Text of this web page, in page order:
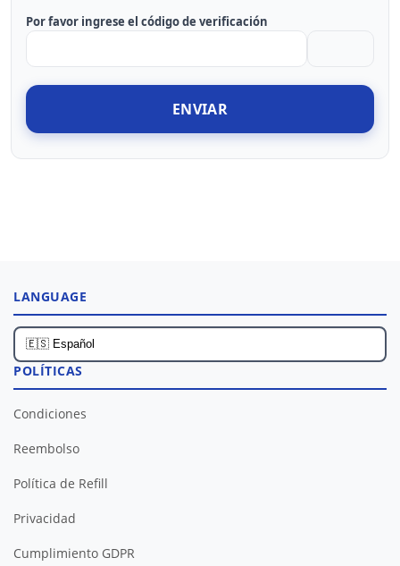
Por favor ingrese el código de verificación
ENVIAR
LANGUAGE
POLÍTICAS
Condiciones
Reembolso
Política de Refill
Privacidad
Cumplimiento GDPR